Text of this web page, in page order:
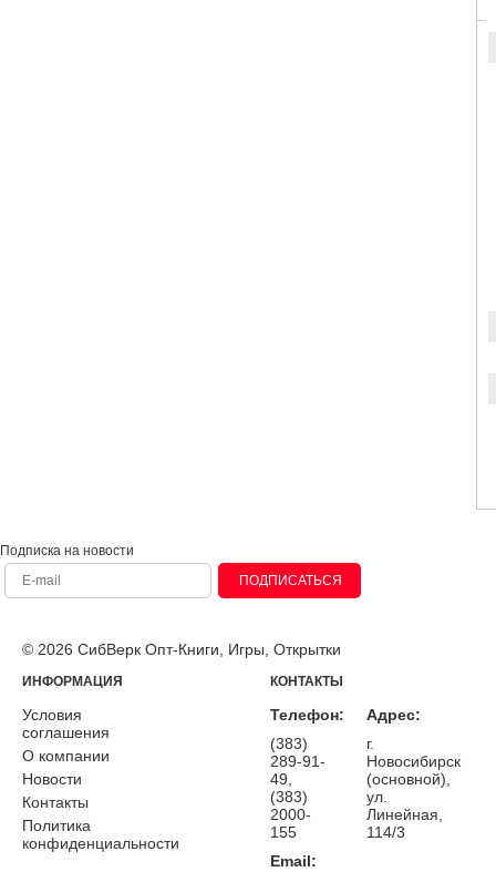
Подписка на новости
ПОДПИСАТЬСЯ
© 2026 СибВерк Опт-Книги, Игры, Открытки
ИНФОРМАЦИЯ
Условия
соглашения
О компании
Новости
Контакты
Политика
конфиденциальности
КОНТАКТЫ
Телефон:
(383)
289-91-
49,
(383)
2000-
155
Email:
Адрес:
г.
Новосибирск
(основной),
ул.
Линейная,
114/3